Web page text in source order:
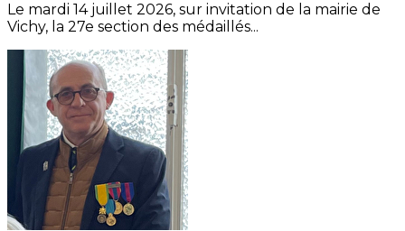
Le mardi 14 juillet 2026, sur invitation de la mairie de
Vichy, la 27e section des médaillés...